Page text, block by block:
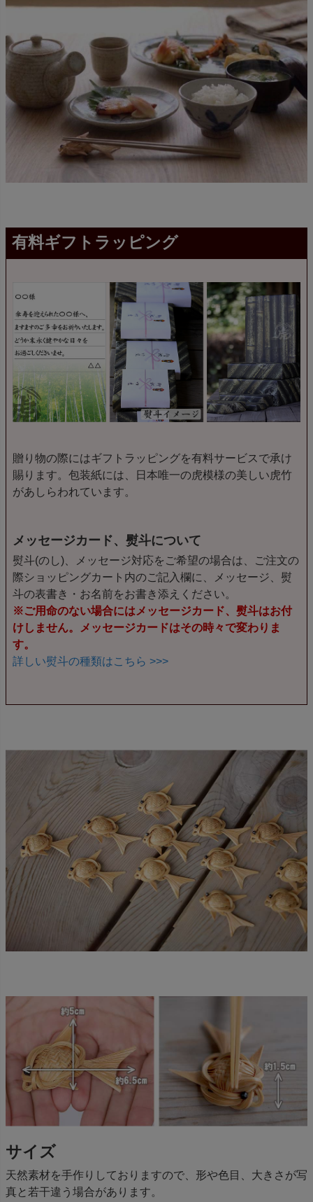
有料ギフトラッピング
贈り物の際にはギフトラッピングを有料サービスで承け
賜ります。包装紙には、日本唯一の虎模様の美しい虎竹
があしらわれています。
メッセージカード、熨斗について
熨斗(のし)、メッセージ対応をご希望の場合は、ご注文の
際ショッピングカート内のご記入欄に、メッセージ、熨
斗の表書き・お名前をお書き添えください。
※ご用命のない場合にはメッセージカード、熨斗はお付
けしません。メッセージカードはその時々で変わりま
す。
詳しい熨斗の種類はこちら >>>
サイズ
天然素材を手作りしておりますので、形や色目、大きさが写
真と若干違う場合があります。